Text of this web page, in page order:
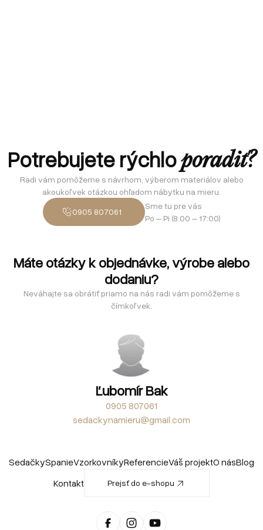
Potrebujete rýchloporadiť?
Radi vám pomôžeme s návrhom, výberom materiálov alebo
akoukoľvek otázkou ohľadom nábytku na mieru.
0905 807061
Sme tu pre vás
Po – Pi (8:00 – 17:00)
Máte otázky k objednávke, výrobe alebo
dodaniu?
Neváhajte sa obrátiť priamo na nás radi vám pomôžeme s
čímkoľvek.
Ľubomír Bak
0905 807061
sedackynamieru@gmail.com
SedačkySpanieVzorkovníkyReferencieVáš projektO násBlog
Kontakt
Prejsť do e-shopu